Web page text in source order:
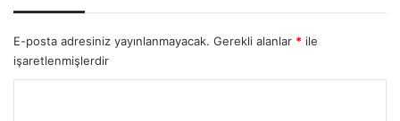
E-posta adresiniz yayınlanmayacak. Gerekli alanlar * ile
işaretlenmişlerdir